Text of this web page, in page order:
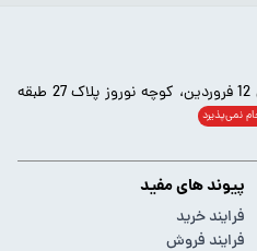
آدرس: تهران، میدان انقلاب، خیابان 12 فروردین، کوچه نوروز پلاک 27 طبقه
نمی‌پذیرد
پیوند های مفید
فرایند خرید
فرایند فروش